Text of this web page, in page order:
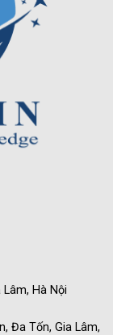
Hà Nội
Đa Tốn, Gia Lâm,